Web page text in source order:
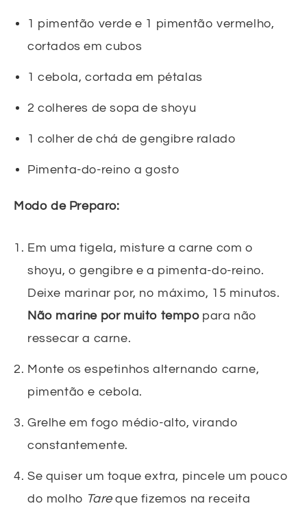
1 pimentão verde e 1 pimentão vermelho,
cortados em cubos
1 cebola, cortada em pétalas
2 colheres de sopa de shoyu
1 colher de chá de gengibre ralado
Pimenta-do-reino a gosto
Modo de Preparo:
Em uma tigela, misture a carne com o
shoyu, o gengibre e a pimenta-do-reino.
Deixe marinar por, no máximo, 15 minutos.
Não marine por muito tempopara não
ressecar a carne.
Monte os espetinhos alternando carne,
pimentão e cebola.
Grelhe em fogo médio-alto, virando
constantemente.
Se quiser um toque extra, pincele um pouco
do molho Tareque fizemos na receita